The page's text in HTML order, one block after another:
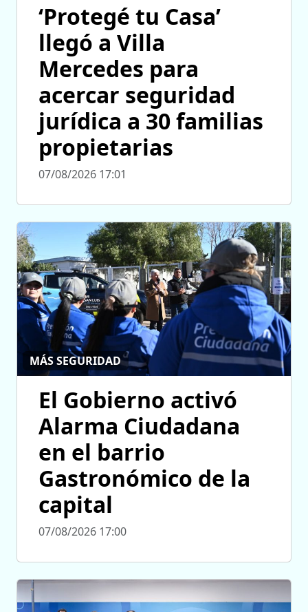
‘Protegé tu Casa’
llegó a Villa
Mercedes para
acercar seguridad
jurídica a 30 familias
propietarias
07/08/2026 17:01
MÁS SEGURIDAD
El Gobierno activó
Alarma Ciudadana
en el barrio
Gastronómico de la
capital
07/08/2026 17:00